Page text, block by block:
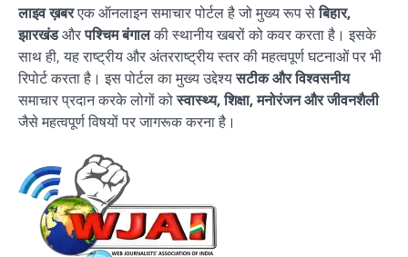
लाइव ख़बरएक ऑनलाइन समाचार पोर्टल है जो मुख्य रूप सेबिहार,
झारखंडऔरपश्चिम बंगालकी स्थानीय खबरों को कवर करता है। इसके
साथ ही, यह राष्ट्रीय और अंतरराष्ट्रीय स्तर की महत्वपूर्ण घटनाओं पर भी
रिपोर्ट करता है। इस पोर्टल का मुख्य उद्देश्यसटीक और विश्वसनीय
समाचार प्रदान करके लोगों कोस्वास्थ्य, शिक्षा, मनोरंजन और जीवनशैली
जैसे महत्वपूर्ण विषयों पर जागरूक करना है।